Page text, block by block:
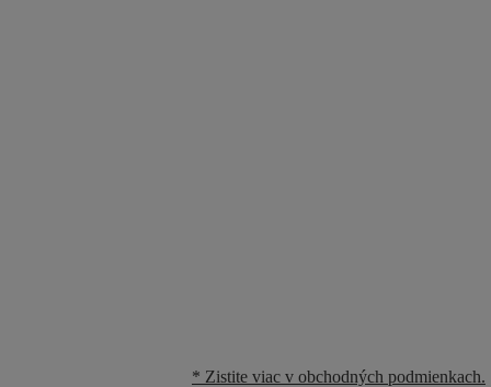
* Zistite viac v obchodných podmienkach.